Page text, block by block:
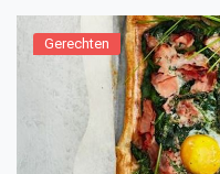
Gerechten